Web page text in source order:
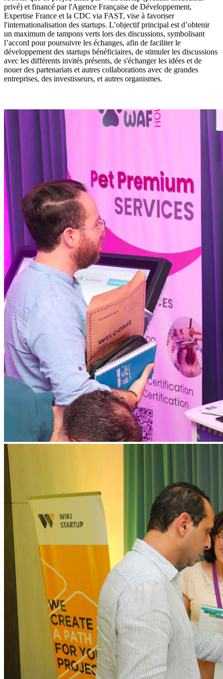
privé) et financé par l'Agence Française de Développement,
Expertise France et la CDC via FAST, vise à favoriser
l'internationalisation des startups. L’objectif principal est d’obtenir
un maximum de tampons verts lors des discussions, symbolisant
l’accord pour poursuivre les échanges, afin de faciliter le
développement des startups bénéficiaires, de stimuler les discussions
avec les différents invités présents, de s'échanger les idées et de
nouer des partenariats et autres collaborations avec de grandes
entreprises, des investisseurs, et autres organismes.